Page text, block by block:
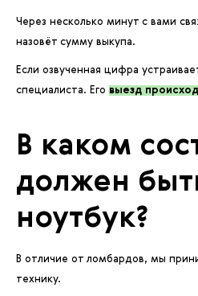
Через несколько минут с вами
назовёт сумму выкупа.
Если озвученная цифра
специалиста. Его выезд
В каком
должен
ноутбук?
В отличие от ломбардов, мы
технику.